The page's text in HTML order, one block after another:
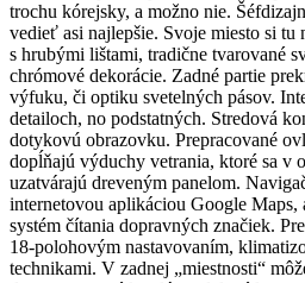
trochu kórejsky, a možno nie.
vedieť asi najlepšie. Svoje miesto si tu
s hrubými lištami, tradične tvarované
chrómové dekorácie. Zadné partie
výfuku, či optiku svetelných pásov.
detailoch, no podstatných. Stredová
dotykovú obrazovku. Prepracované
dopĺňajú výduchy vetrania, ktoré sa v
uzatvárajú dreveným panelom.
internetovou aplikáciou Google Maps,
systém čítania dopravných značiek.
18-polohovým nastavovaním,
technikami. V zadnej „miestnosti“